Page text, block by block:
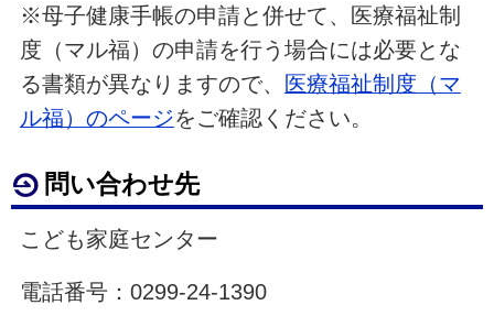
※母子健康手帳の申請と併せて、医療福祉制
度（マル福）の申請を行う場合には必要とな
る書類が異なりますので、 医療福祉制度（マ
ル福）のページをご確認ください。
問い合わせ先
こども家庭センター
電話番号：0299-24-1390